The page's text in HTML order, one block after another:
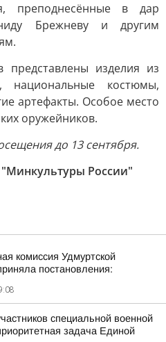
преподнесённые в дар
Брежневу и другим
представлены изделия из
национальные костюмы,
артефакты. Особое место
оружейников.
до 13 сентября.
России"
комиссия Удмуртской
постановления:
специальной военной
задача Единой